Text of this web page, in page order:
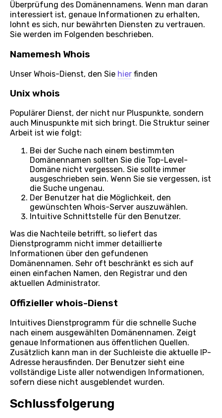
Überprüfung des Domänennamens. Wenn man daran
interessiert ist, genaue Informationen zu erhalten,
lohnt es sich, nur bewährten Diensten zu vertrauen.
Sie werden im Folgenden beschrieben.
Namemesh Whois
Unser Whois-Dienst, den Sie hier finden
Unix whois
Populärer Dienst, der nicht nur Pluspunkte, sondern
auch Minuspunkte mit sich bringt. Die Struktur seiner
Arbeit ist wie folgt:
Bei der Suche nach einem bestimmten
Domänennamen sollten Sie die Top-Level-
Domäne nicht vergessen. Sie sollte immer
ausgeschrieben sein. Wenn Sie sie vergessen, ist
die Suche ungenau.
Der Benutzer hat die Möglichkeit, den
gewünschten Whois-Server auszuwählen.
Intuitive Schnittstelle für den Benutzer.
Was die Nachteile betrifft, so liefert das
Dienstprogramm nicht immer detaillierte
Informationen über den gefundenen
Domänennamen. Sehr oft beschränkt es sich auf
einen einfachen Namen, den Registrar und den
aktuellen Administrator.
Offizieller whois-Dienst
Intuitives Dienstprogramm für die schnelle Suche
nach einem ausgewählten Domänennamen. Zeigt
genaue Informationen aus öffentlichen Quellen.
Zusätzlich kann man in der Suchleiste die aktuelle IP-
Adresse herausfinden. Der Benutzer sieht eine
vollständige Liste aller notwendigen Informationen,
sofern diese nicht ausgeblendet wurden.
Schlussfolgerung